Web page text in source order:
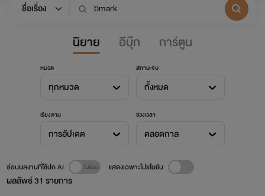
นิยาย อีบุ๊ก การ์ตูน
หมวด
ทุกหมวด
สถานะจบ
ทั้งหมด
เรียงตาม
การอัปเดต
ช่วงเวลา
ตลอดกาล
ผลลัพธ์31 รายการ
ซ่อนผลงานที่ใช้ปก AI แสดงเฉพาะโปรโมชัน